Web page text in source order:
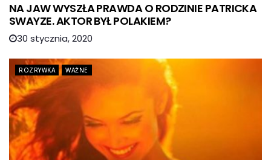
NA JAW WYSZŁA PRAWDA O RODZINIE PATRICKA
SWAYZE. AKTOR BYŁ POLAKIEM?
30 stycznia, 2020
ROZRYWKA WAŻNE